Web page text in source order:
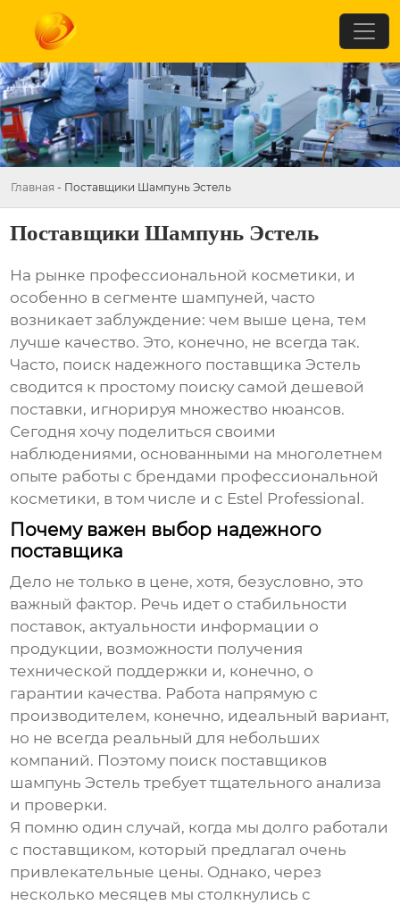
Главная - Поставщики Шампунь Эстель
Поставщики Шампунь Эстель
На рынке профессиональной косметики, и
особенно в сегменте шампуней, часто
возникает заблуждение: чем выше цена, тем
лучше качество. Это, конечно, не всегда так.
Часто, поиск надежного поставщика Эстель
сводится к простому поиску самой дешевой
поставки, игнорируя множество нюансов.
Сегодня хочу поделиться своими
наблюдениями, основанными на многолетнем
опыте работы с брендами профессиональной
косметики, в том числе и с Estel Professional .
Почему важен выбор надежного
поставщика
Дело не только в цене, хотя, безусловно, это
важный фактор. Речь идет о стабильности
поставок, актуальности информации о
продукции, возможности получения
технической поддержки и, конечно, о
гарантии качества. Работа напрямую с
производителем, конечно, идеальный вариант,
но не всегда реальный для небольших
компаний. Поэтому поиск поставщиков
шампунь Эстель требует тщательного анализа
и проверки.
Я помню один случай, когда мы долго работали
с поставщиком, который предлагал очень
привлекательные цены. Однако, через
несколько месяцев мы столкнулись с